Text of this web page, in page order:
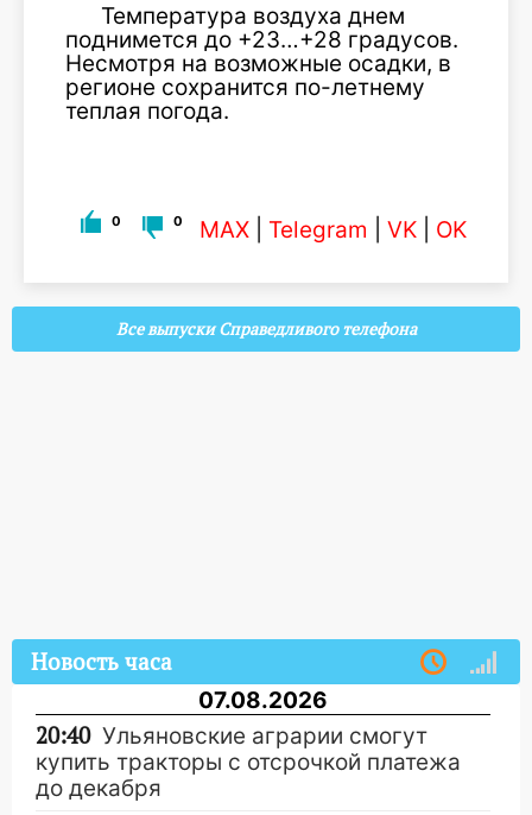
Температура воздуха днем
поднимется до +23…+28 градусов.
Несмотря на возможные осадки, в
регионе сохранится по-летнему
теплая погода.
0 0 MAX Telegram VK OK
Все выпуски Справедливого телефона
Новость часа
07.08.2026
20:40 Ульяновские аграрии смогут
купить тракторы с отсрочкой платежа
до декабря